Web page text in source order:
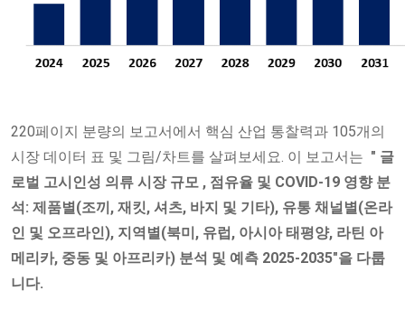
220페이지 분량의 보고서에서 핵심 산업 통찰력과 105개의
시장 데이터 표 및 그림/차트를 살펴보세요. 이 보고서는 " 글
로벌 고시인성 의류 시장 규모 , 점유율 및 COVID-19 영향 분
석: 제품별(조끼, 재킷, 셔츠, 바지 및 기타), 유통 채널별(온라
인 및 오프라인), 지역별(북미, 유럽, 아시아 태평양, 라틴 아
메리카, 중동 및 아프리카) 분석 및 예측 2025-2035"을 다룹
니다.